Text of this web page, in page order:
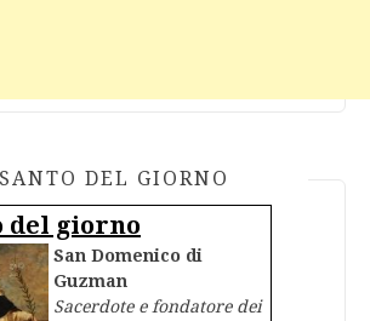
DEL GIORNO
del giorno
San Domenico di
Guzman
Sacerdote e fondatore dei